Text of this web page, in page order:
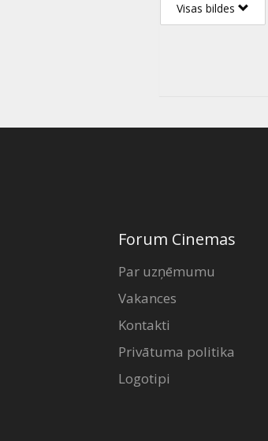
Visas bildes
Forum Cinemas
Par uzņēmumu
Vakances
Kontakti
Privātuma politika
Logotipi